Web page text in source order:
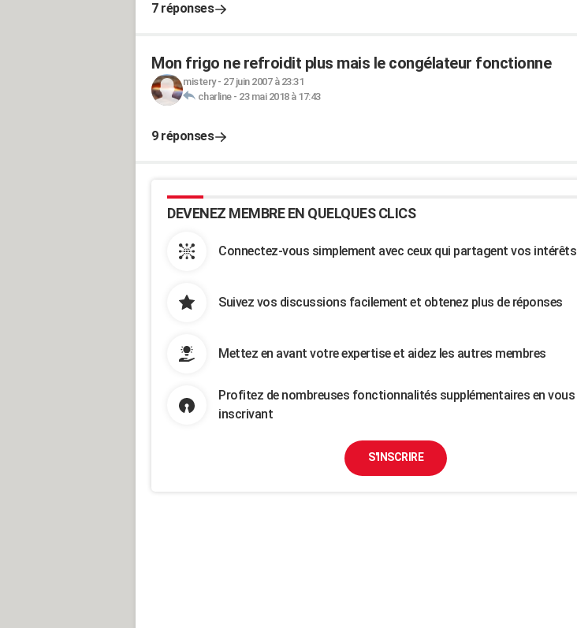
7 réponses
Mon frigo ne refroidit plus mais le congélateur fonctionne
mistery- 27 juin 2007 à 23:31
charline- 23 mai 2018 à 17:43
9 réponses
DEVENEZ MEMBRE EN QUELQUES CLICS
Connectez-vous simplement avec ceux qui partagent vos intérêts
Suivez vos discussions facilement et obtenez plus de réponses
Mettez en avant votre expertise et aidez les autres membres
Profitez de nombreuses fonctionnalités supplémentaires en vous
inscrivant
S'INSCRIRE